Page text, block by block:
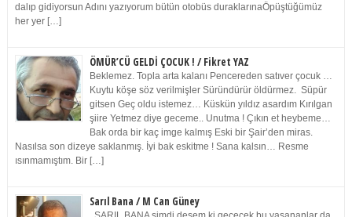
dalıp gidiyorsun Adını yazıyorum bütün otobüs duraklarınaÖpüştüğümüz
her yer […]
ÖMÜR’CÜ GELDİ ÇOCUK ! / Fikret YAZ
Beklemez. Topla arta kalanı Pencereden satıver çocuk …
Kuytu köşe söz verilmişler Süründürür öldürmez. Süpür
gitsen Geç oldu istemez… Küskün yıldız asardım Kırılgan
şiire Yetmez diye geceme.. Unutma ! Çıkın et heybeme…
Bak orda bir kaç imge kalmış Eski bir Şair’den miras.
Nasılsa son dizeye saklanmış. İyi bak eskitme ! Sana kalsın… Resme
ısınmamıştım. Bir […]
Sarıl Bana / M Can Güney